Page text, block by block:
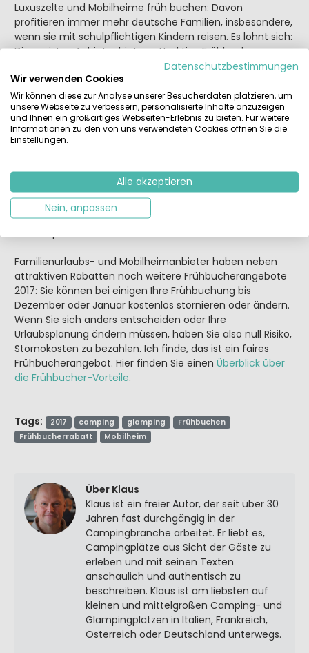
Luxuszelte und Mobilheime früh buchen: Davon
profitieren immer mehr deutsche Familien, insbesondere,
wenn sie mit schulpflichtigen Kindern reisen. Es lohnt sich:
Die meisten Anbieter bieten attraktive Frühbucher-
Rabatte. Mit dem ersparten Geld ist vielleicht das ein oder
andere Eis mehr drin… oder sogar noch ein zusätzlicher
Herbst- oder Osterurlaub.
Wunschplatz sichern, ohne Risiko
Buchen Sie rechtzeitig Ihren Campingfavoriten, Ihr
an die Schulferientermine gebunden sind, empfehle ich
tatsächlich, schon ein Jahr vorher zu buchen – aus
eigener Erfahrung… Nicht nur meine Frau und ich, auch
unsere Tochter war schon einmal sehr enttäuscht, weil
Familienurlaubs- und Mobilheimanbieter haben neben
attraktiven Rabatten noch weitere Frühbucherangebote
2017: Sie können bei einigen Ihre Frühbuchung bis
Dezember oder Januar kostenlos stornieren oder ändern.
Wenn Sie sich anders entscheiden oder Ihre
Urlaubsplanung ändern müssen, haben Sie also null Risiko,
Stornokosten zu bezahlen. Ich finde, das ist ein faires
Frühbucherangebot. Hier finden Sie einen Überblick über
die Frühbucher-Vorteile.
Tags: 2017 camping glamping
Frühbuchen
Frühbucherrabatt
Mobilheim
Über Klaus
Klaus ist ein freier Autor, der seit über 30
Jahren fast durchgängig in der
Campingbranche arbeitet. Er liebt es,
Campingplätze aus Sicht der Gäste zu
erleben und mit seinen Texten
anschaulich und authentisch zu
beschreiben. Klaus ist am liebsten auf
kleinen und mittelgroßen Camping- und
Glampingplätzen in Italien, Frankreich,
Österreich oder Deutschland unterwegs.
Datenschutzbestimmungen
Wir verwenden Cookies
Wir können diese zur Analyse unserer Besucherdaten platzieren, um
unsere Webseite zu verbessern, personalisierte Inhalte anzuzeigen
und Ihnen ein großartiges Webseiten-Erlebnis zu bieten. Für weitere
Informationen zu den von uns verwendeten Cookies öffnen Sie die
Einstellungen.
Alle akzeptieren
Nein, anpassen